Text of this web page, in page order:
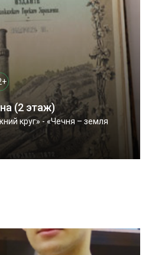
(2 этаж)
круг» - «Чечня – земля